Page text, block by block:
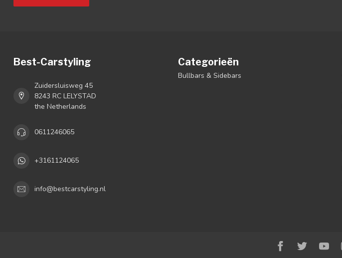
Best-Carstyling
Zuidersluisweg 45
8243 RC LELYSTAD
the Netherlands
0611246065
+3161124065
info@bestcarstyling.nl
Categorieën
Bullbars & Sidebars